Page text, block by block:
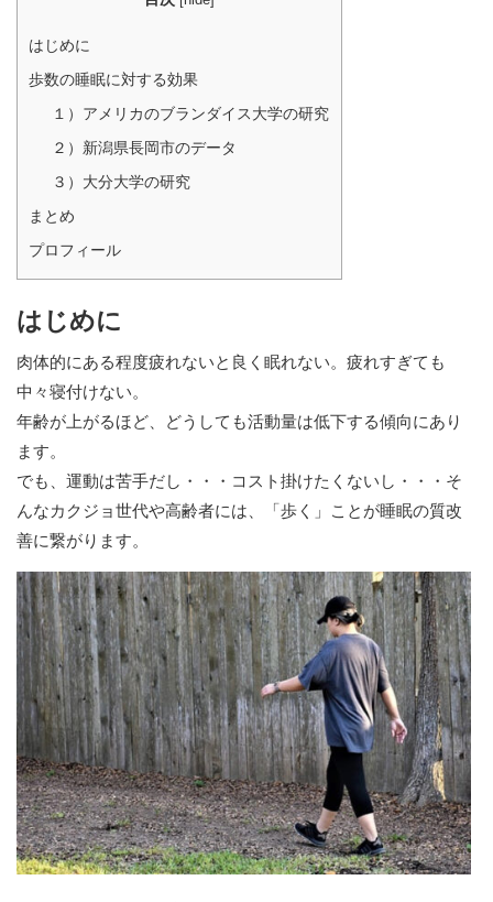
はじめに
歩数の睡眠に対する効果
１）アメリカのブランダイス大学の研究
２）新潟県長岡市のデータ
３）大分大学の研究
まとめ
プロフィール
はじめに
肉体的にある程度疲れないと良く眠れない。疲れすぎても
中々寝付けない。
年齢が上がるほど、どうしても活動量は低下する傾向にあり
ます。
でも、運動は苦手だし・・・コスト掛けたくないし・・・そ
んなカクジョ世代や高齢者には、「歩く」ことが睡眠の質改
善に繋がります。